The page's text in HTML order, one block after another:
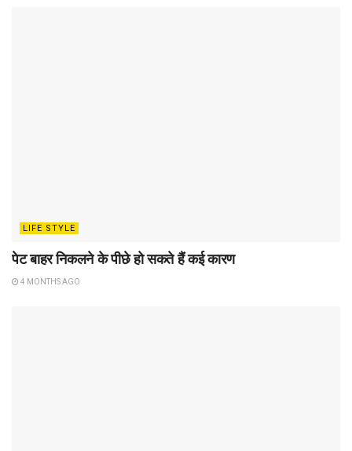
LIFE STYLE
पेट बाहर निकलने के पीछे हो सकते हैं कई कारण
4 MONTHS AGO